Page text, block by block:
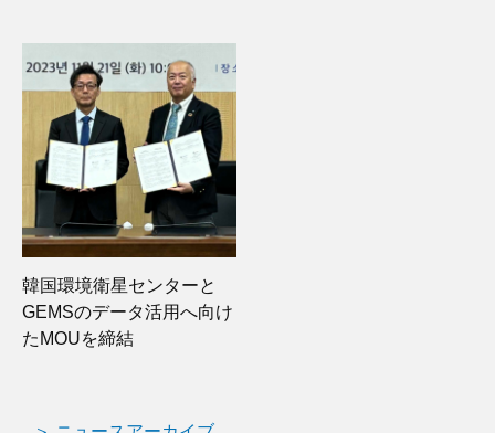
韓国環境衛星センターと
GEMSのデータ活用へ向け
たMOUを締結